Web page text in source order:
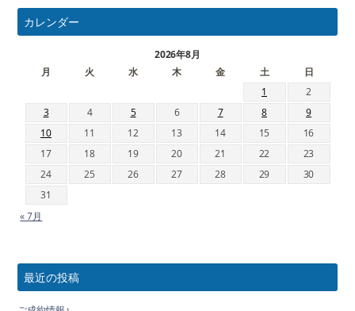
カレンダー
2026年8月
月
火 水 木 金 土
日
1
2
3
4 5 6 7 8
9
10
11 12 13 14 15
16
17
18 19 20 21 22
23
24
25 26 27 28 29
30
31
« 7月
最近の投稿